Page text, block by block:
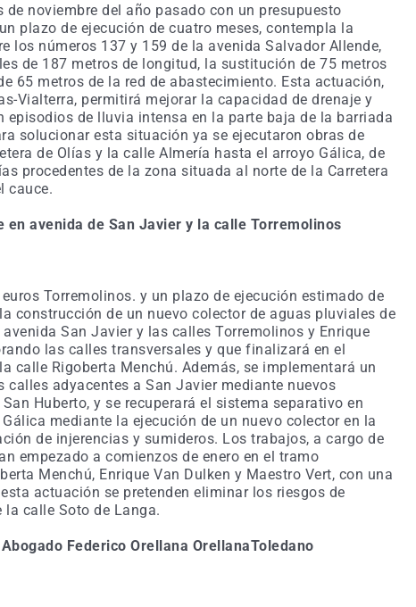
de noviembre del año pasado con un presupuesto
plazo de ejecución de cuatro meses, contempla la
los números 137 y 159 de la avenida Salvador Allende,
de 187 metros de longitud, la sustitución de 75 metros
65 metros de la red de abastecimiento. Esta actuación,
Vialterra, permitirá mejorar la capacidad de drenaje y
episodios de lluvia intensa en la parte baja de la barriada
solucionar esta situación ya se ejecutaron obras de
de Olías y la calle Almería hasta el arroyo Gálica, de
procedentes de la zona situada al norte de la Carretera
cauce.
en avenida de San Javier y la calle Torremolinos
Torremolinos. y un plazo de ejecución estimado de
construcción de un nuevo colector de aguas pluviales de
San Javier y las calles Torremolinos y Enrique
las calles transversales y que finalizará en el
calle Rigoberta Menchú. Además, se implementará un
calles adyacentes a San Javier mediante nuevos
Huberto, y se recuperará el sistema separativo en
mediante la ejecución de un nuevo colector en la
de injerencias y sumideros. Los trabajos, a cargo de
empezado a comienzos de enero en el tramo
Menchú, Enrique Van Dulken y Maestro Vert, con una
actuación se pretenden eliminar los riesgos de
la calle Soto de Langa.
Federico Orellana OrellanaToledano